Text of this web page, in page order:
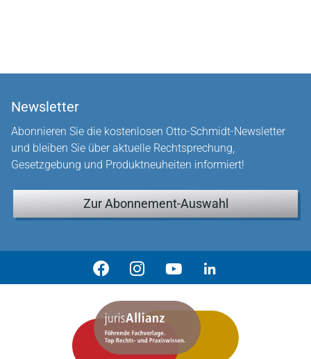
Newsletter
Abonnieren Sie die kostenlosen Otto-Schmidt-Newsletter
und bleiben Sie über aktuelle Rechtsprechung,
Gesetzgebung und Produktneuheiten informiert!
Zur Abonnement-Auswahl